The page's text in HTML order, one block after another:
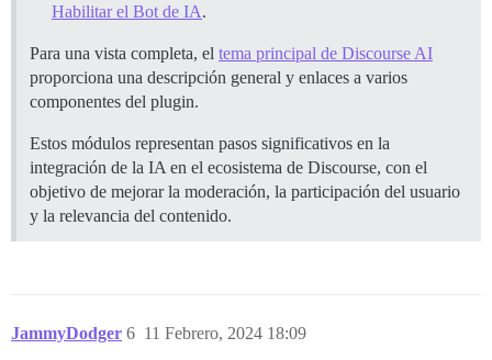
Habilitar el Bot de IA.
Para una vista completa, el tema principal de Discourse AI
proporciona una descripción general y enlaces a varios
componentes del plugin.
Estos módulos representan pasos significativos en la
integración de la IA en el ecosistema de Discourse, con el
objetivo de mejorar la moderación, la participación del usuario
y la relevancia del contenido.
JammyDodger 11 Febrero, 2024 18:09
6